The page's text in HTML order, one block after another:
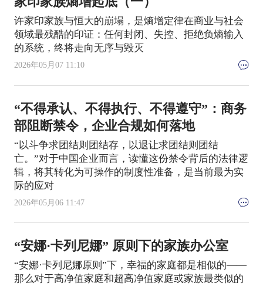
许家印家族与恒大的崩塌，是熵增定律在商业与社会
领域最残酷的印证：任何封闭、失控、拒绝负熵输入
的系统，终将走向无序与毁灭
2026年05月07 11:10
“不得承认、不得执行、不得遵守”：商务
部阻断禁令，企业合规如何落地
“以斗争求团结则团结存，以退让求团结则团结
亡。”对于中国企业而言，读懂这份禁令背后的法律逻
辑，将其转化为可操作的制度性准备，是当前最为实
际的应对
2026年05月06 11:47
“安娜·卡列尼娜” 原则下的家族办公室
“安娜·卡列尼娜原则”下，幸福的家庭都是相似的——
那么对于高净值家庭和超高净值家庭或家族最类似的